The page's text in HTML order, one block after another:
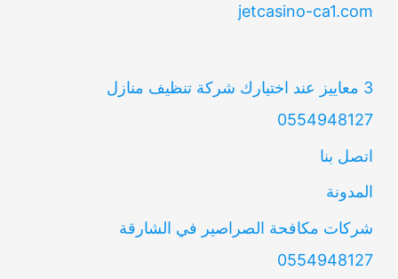
jetcasino-ca1.com
3 معاييز عند اختيارك شركة تنظيف منازل
0554948127
اتصل بنا
المدونة
شركات مكافحة الصراصير في الشارقة
0554948127